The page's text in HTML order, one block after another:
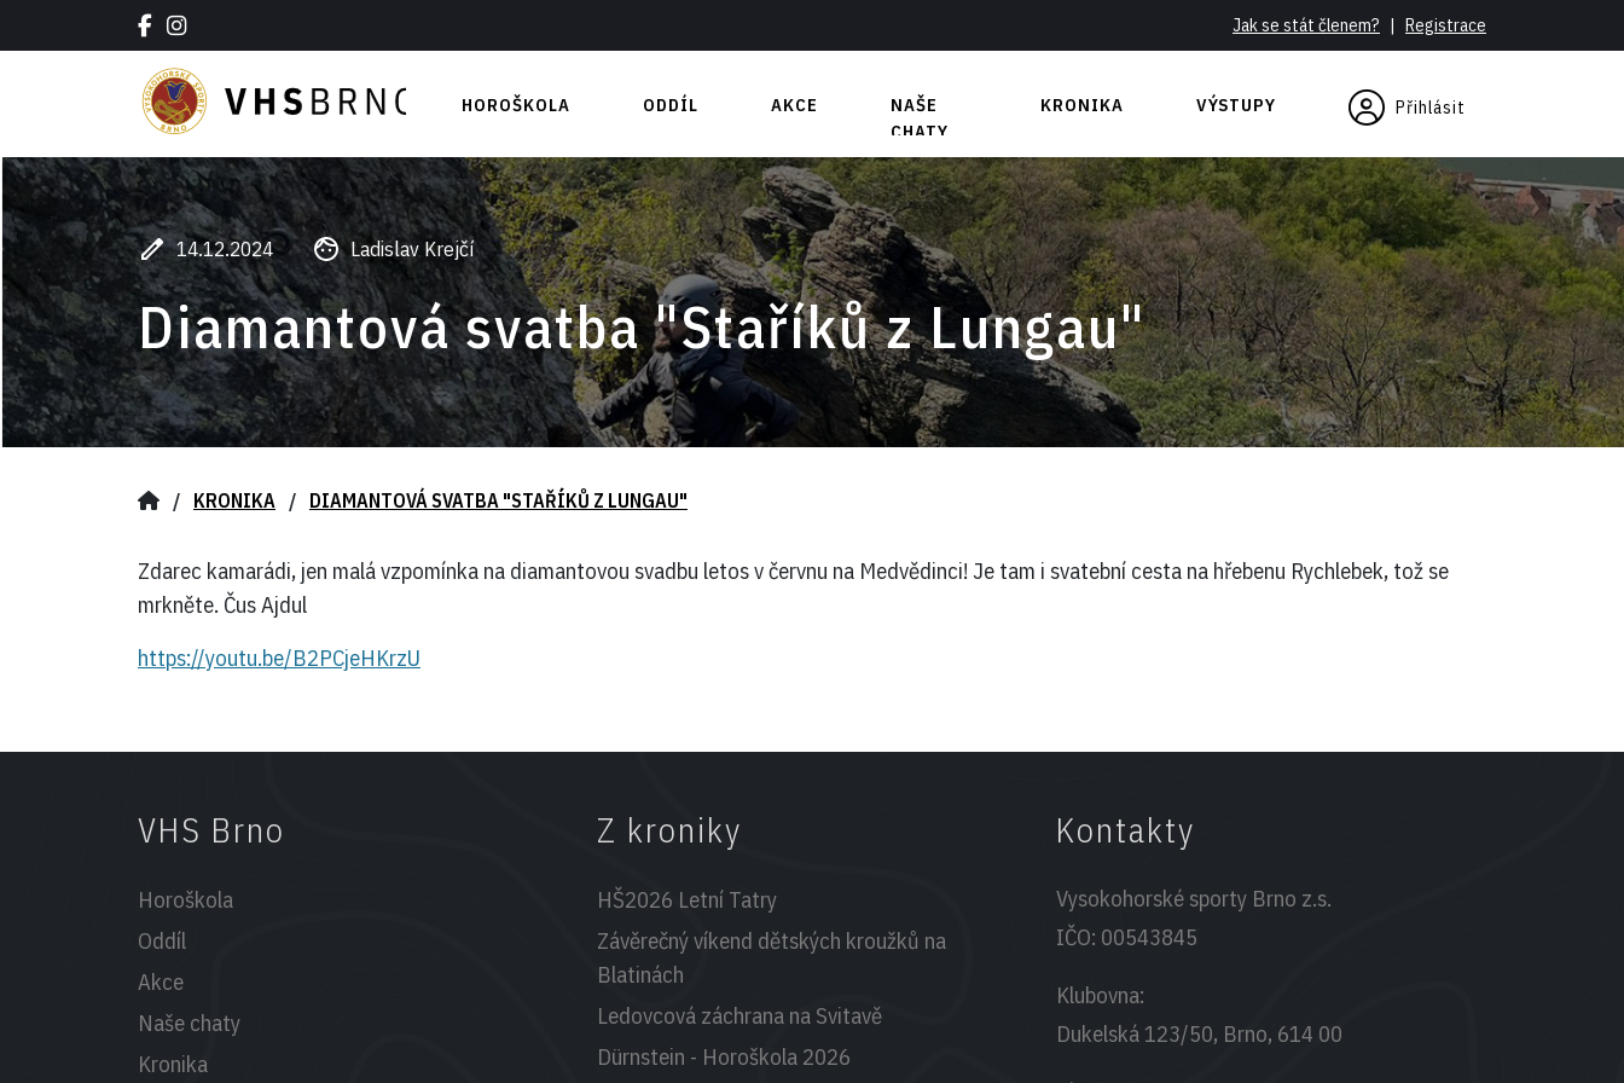
Jak se stát členem? | Registrace
HOROŠKOLA
Letní hory
Podzimní část
Zimní hory
ODDÍL
Výbor
Členové
Výhody
Boulderovka
Kontakty
Půjčovna
Partneři
Jak se zapojit?
AKCE
NAŠE
CHATY
Blatiny
Medvědí bouda
KRONIKA VÝSTUPY
Přihlásit
14.12.2024 Ladislav Krejčí
Diamantová svatba "Staříků z Lungau"
/ KRONIKA / DIAMANTOVÁ SVATBA "STAŘÍKŮ Z LUNGAU"
Zdarec kamarádi, jen malá vzpomínka na diamantovou svadbu letos v červnu na Medvědinci! Je tam i svatební cesta na hřebenu Rychlebek, tož se
mrkněte. Čus Ajdul
https://youtu.be/B2PCjeHKrzU
VHS Brno
Horoškola
Oddíl
Akce
Naše chaty
Kronika
Z kroniky
HŠ2026 Letní Tatry
Závěrečný víkend dětských kroužků na
Blatinách
Ledovcová záchrana na Svitavě
Dürnstein - Horoškola 2026
Kontakty
Vysokohorské sporty Brno z.s.
IČO: 00543845
Klubovna:
Dukelská 123/50, Brno, 614 00